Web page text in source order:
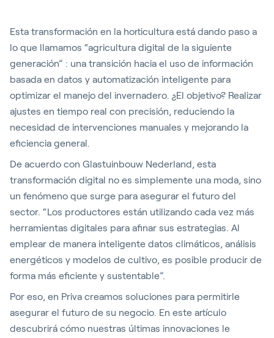
Esta transformación en la horticultura está dando paso a
lo que llamamos “agricultura digital de la siguiente
generación” : una transición hacia el uso de información
basada en datos y automatización inteligente para
optimizar el manejo del invernadero. ¿El objetivo? Realizar
ajustes en tiempo real con precisión, reduciendo la
necesidad de intervenciones manuales y mejorando la
eficiencia general.
De acuerdo con Glastuinbouw Nederland, esta
transformación digital no es simplemente una moda, sino
un fenómeno que surge para asegurar el futuro del
sector. “Los productores están utilizando cada vez más
herramientas digitales para afinar sus estrategias. Al
emplear de manera inteligente datos climáticos, análisis
energéticos y modelos de cultivo, es posible producir de
forma más eficiente y sustentable”.
Por eso, en Priva creamos soluciones para permitirle
asegurar el futuro de su negocio. En este artículo
descubrirá cómo nuestras últimas innovaciones le